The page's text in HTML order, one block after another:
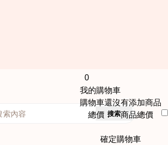
0
我的購物車
購物車還沒有添加商品
總價： 商品總價
確定購物車
搜索